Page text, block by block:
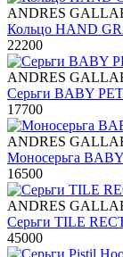
ANDRES
Кольцо HAND
22200
ANDRES
Серьги BABY
17700
ANDRES
Моносерьга
16500
ANDRES
Серьги TILE
45000